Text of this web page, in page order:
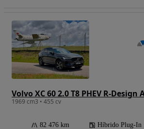
Volvo XC 60 2.0 T8 PHEV R-Design
1969 cm3 • 455 cv
82 476 km Híbrido Plug-In